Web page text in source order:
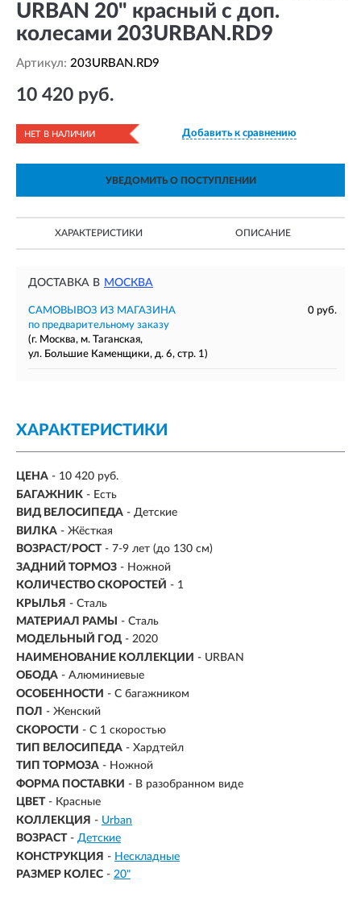
URBAN 20" красный с доп.
колесами 203URBAN.RD9
Артикул: 203URBAN.RD9
10 420 руб.
НЕТ В НАЛИЧИИ Добавить к сравнению
УВЕДОМИТЬ О ПОСТУПЛЕНИИ
ХАРАКТЕРИСТИКИ ОПИСАНИЕ
ДОСТАВКА В МОСКВА
САМОВЫВОЗ ИЗ МАГАЗИНА
0 руб.
по предварительному заказу
(г. Москва, м. Таганская,
ул. Большие Каменщики, д. 6, стр. 1)
ХАРАКТЕРИСТИКИ
ЦЕНА - 10 420 руб.
БАГАЖНИК - Есть
ВИД ВЕЛОСИПЕДА - Детские
ВИЛКА - Жёсткая
ВОЗРАСТ/РОСТ - 7-9 лет (до 130 см)
ЗАДНИЙ ТОРМОЗ - Ножной
КОЛИЧЕСТВО СКОРОСТЕЙ - 1
КРЫЛЬЯ - Сталь
МАТЕРИАЛ РАМЫ
- Сталь
МОДЕЛЬНЫЙ ГОД - 2020
НАИМЕНОВАНИЕ КОЛЛЕКЦИИ - URBAN
ОБОДА - Алюминиевые
ОСОБЕННОСТИ - С багажником
ПОЛ - Женский
СКОРОСТИ - С 1 скоростью
ТИП ВЕЛОСИПЕДА - Хардтейл
ТИП ТОРМОЗА - Ножной
ФОРМА ПОСТАВКИ - В разобранном виде
ЦВЕТ - Красные
КОЛЛЕКЦИЯ - Urban
ВОЗРАСТ - Детские
КОНСТРУКЦИЯ - Нескладные
РАЗМЕР КОЛЕС - 20"